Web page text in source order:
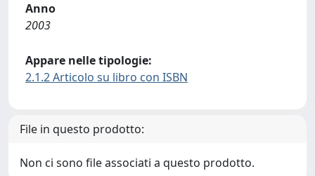
Anno
2003
Appare nelle tipologie:
2.1.2 Articolo su libro con ISBN
File in questo prodotto:
Non ci sono file associati a questo prodotto.